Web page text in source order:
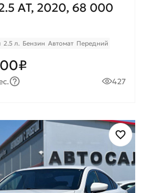
AT, 2020, 68 000
2.5 л. Бензин Автомат Передний
427